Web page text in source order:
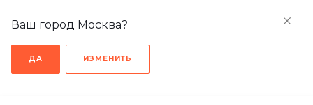
Ваш город Москва?
ДА ИЗМЕНИТЬ